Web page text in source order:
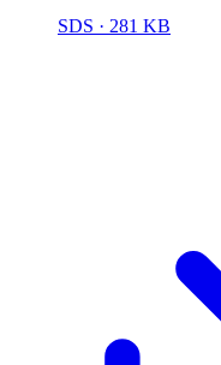
SDS · 281 KB